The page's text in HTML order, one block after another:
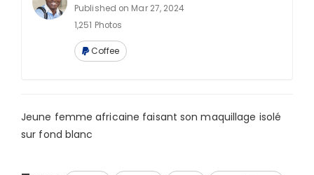
Published on Mar 27, 2024
1,251 Photos
Coffee
Jeune femme africaine faisant son maquillage isolé
sur fond blanc